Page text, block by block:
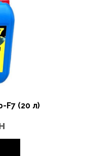
F7 (20 л)